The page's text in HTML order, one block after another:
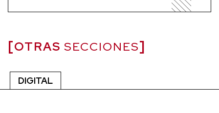
OTRAS SECCIONES
DIGITAL